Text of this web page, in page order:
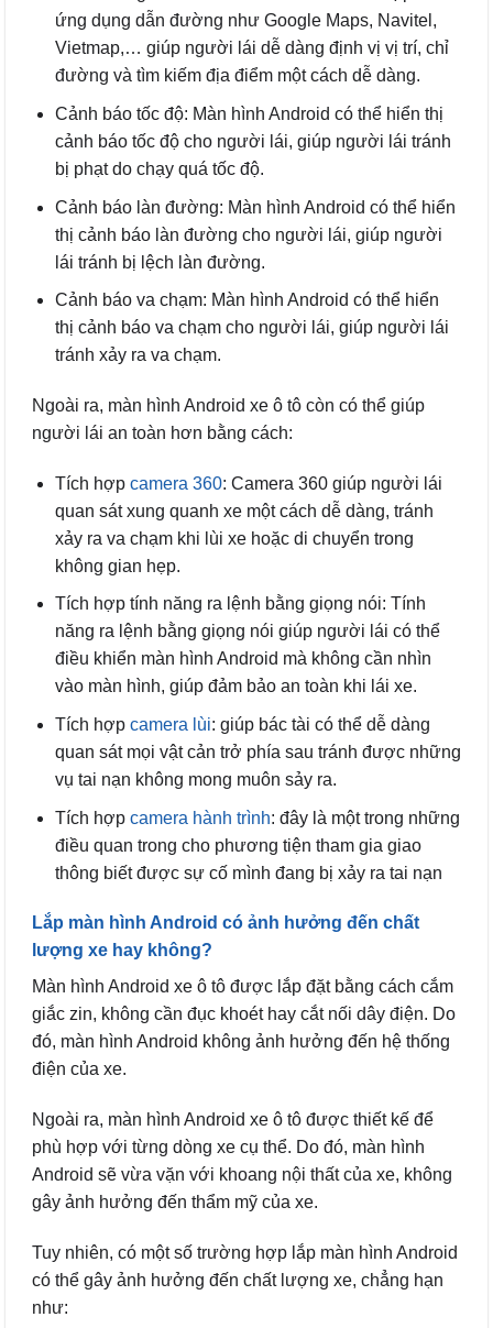
ứng dụng dẫn đường như Google Maps, Navitel,
Vietmap,… giúp người lái dễ dàng định vị vị trí, chỉ
đường và tìm kiếm địa điểm một cách dễ dàng.
Cảnh báo tốc độ: Màn hình Android có thể hiển thị
cảnh báo tốc độ cho người lái, giúp người lái tránh
bị phạt do chạy quá tốc độ.
Cảnh báo làn đường: Màn hình Android có thể hiển
thị cảnh báo làn đường cho người lái, giúp người
lái tránh bị lệch làn đường.
Cảnh báo va chạm: Màn hình Android có thể hiển
thị cảnh báo va chạm cho người lái, giúp người lái
tránh xảy ra va chạm.
Ngoài ra, màn hình Android xe ô tô còn có thể giúp
người lái an toàn hơn bằng cách:
Tích hợp camera 360: Camera 360 giúp người lái
quan sát xung quanh xe một cách dễ dàng, tránh
xảy ra va chạm khi lùi xe hoặc di chuyển trong
không gian hẹp.
Tích hợp tính năng ra lệnh bằng giọng nói: Tính
năng ra lệnh bằng giọng nói giúp người lái có thể
điều khiển màn hình Android mà không cần nhìn
vào màn hình, giúp đảm bảo an toàn khi lái xe.
Tích hợp camera lùi: giúp bác tài có thể dễ dàng
quan sát mọi vật cản trở phía sau tránh được những
vụ tai nạn không mong muôn sảy ra.
Tích hợp camera hành trình: đây là một trong những
điều quan trong cho phương tiện tham gia giao
thông biết được sự cố mình đang bị xảy ra tai nạn
Lắp màn hình Android có ảnh hưởng đến chất
lượng xe hay không?
Màn hình Android xe ô tô được lắp đặt bằng cách cắm
giắc zin, không cần đục khoét hay cắt nối dây điện. Do
đó, màn hình Android không ảnh hưởng đến hệ thống
điện của xe.
Ngoài ra, màn hình Android xe ô tô được thiết kế để
phù hợp với từng dòng xe cụ thể. Do đó, màn hình
Android sẽ vừa vặn với khoang nội thất của xe, không
gây ảnh hưởng đến thẩm mỹ của xe.
Tuy nhiên, có một số trường hợp lắp màn hình Android
có thể gây ảnh hưởng đến chất lượng xe, chẳng hạn
như: